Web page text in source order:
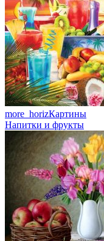
more_horizКартины
Напитки и фрукты